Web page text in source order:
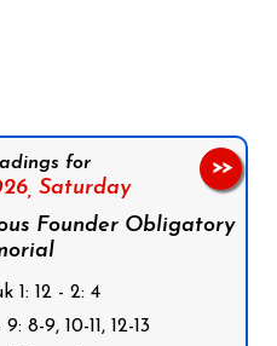
for
Saturday
Founder Obligatory
1: 12 - 2: 4
8-9, 10-11, 12-13
>>